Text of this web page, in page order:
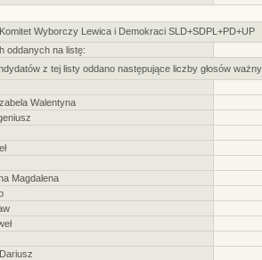
Wyborczy Lewica i Demokraci SLD+SDPL+PD+UP
oddanych na listę:
z tej listy oddano następujące liczby głosów
Walentyna
Magdalena